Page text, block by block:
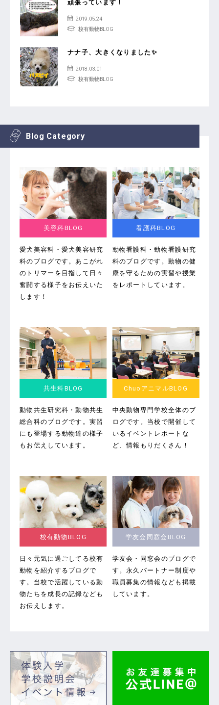
頑張っています！
2019.05.24
校有動物BLOG
ナナ子、大きくなりました✨
2018.03.01
校有動物BLOG
Blog Category
美容科BLOG
愛犬美容科・愛犬美容研究
科のブログです。 あこがれ
のトリマーを目指して日々
奮闘する様子をお伝えいた
します！
看護科BLOG
動物看護科・動物看護研究
科のブログです。 動物の健
康を守るための実習や授業
をレポートしています。
共生科BLOG
動物共生研究科・動物共生
総合科のブログです。 実習
にも登場する動物達の様子
もお伝えしています。
ChuoアニマルBLOG
中央動物専門学校全体のブ
ログです。 当校で開催して
いるイベントレポートな
ど、情報もりだくさん！
校有動物BLOG
日々元気に過ごしてる校有
動物を紹介するブログで
す。当校で活躍している動
物たちを成長の記録なども
お伝えします。
学友会同窓会BLOG
学友会・同窓会のブログで
す。永久パートナー制度や
職員募集の情報なども掲載
しています。